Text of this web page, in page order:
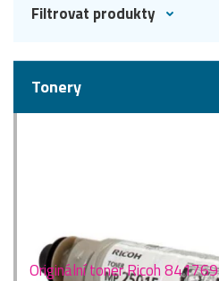
Filtrovat produkty
Tonery
Originální toner Ricoh